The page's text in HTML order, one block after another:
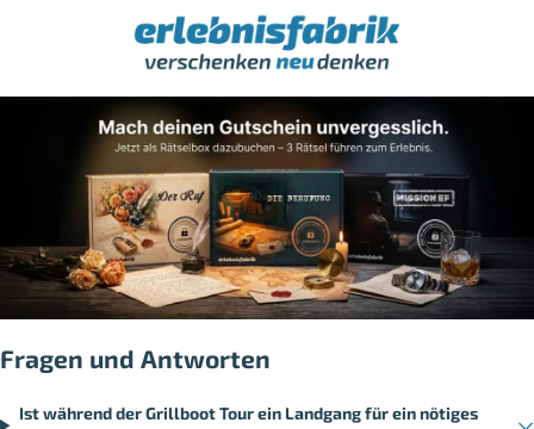
Fragen und Antworten
Ist während der Grillboot Tour ein Landgang für ein nötiges